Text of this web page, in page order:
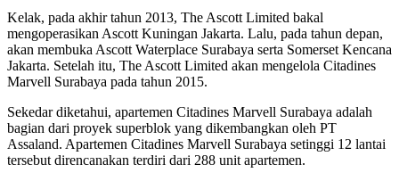
Kelak, pada akhir tahun 2013, The Ascott Limited bakal
mengoperasikan Ascott Kuningan Jakarta. Lalu, pada tahun depan,
akan membuka Ascott Waterplace Surabaya serta Somerset Kencana
Jakarta. Setelah itu, The Ascott Limited akan mengelola Citadines
Marvell Surabaya pada tahun 2015.
Sekedar diketahui, apartemen Citadines Marvell Surabaya adalah
bagian dari proyek superblok yang dikembangkan oleh PT
Assaland. Apartemen Citadines Marvell Surabaya setinggi 12 lantai
tersebut direncanakan terdiri dari 288 unit apartemen.